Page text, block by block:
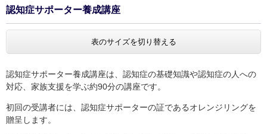
認知症サポーター養成講座
表のサイズを切り替える
認知症サポーター養成講座は、認知症の基礎知識や認知症の人への
対応、家族支援を学ぶ約90分の講座です。
初回の受講者には、認知症サポーターの証であるオレンジリングを
贈呈します。